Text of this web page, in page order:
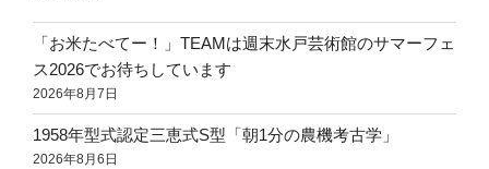
「お米たべてー！」TEAMは週末水戸芸術館のサマーフェ
ス2026でお待ちしています
2026年8月7日
1958年型式認定三恵式S型「朝1分の農機考古学」
2026年8月6日